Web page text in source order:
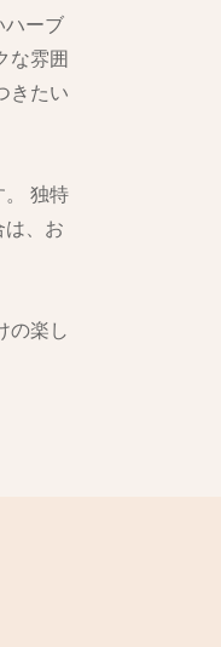
ーブ
な雰囲
きたい
独特
、お
の楽し